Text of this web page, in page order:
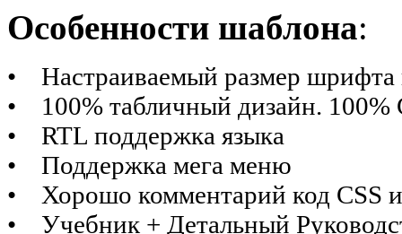
Особенности шаблона:
• Настраиваемый размер шрифта
• 100% табличный дизайн. 100%
• RTL поддержка языка
• Поддержка мега меню
• Хорошо комментарий код CSS
• Учебник + Детальный